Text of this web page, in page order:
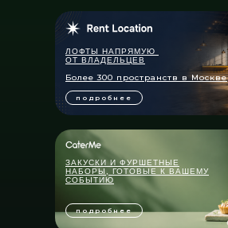
ЛОФТЫ НАПРЯМУЮ
ОТ ВЛАДЕЛЬЦЕВ
Более 300 пространств в Москве
подробнее
ЗАКУСКИ И ФУРШЕТНЫЕ
НАБОРЫ, ГОТОВЫЕ К ВАШЕМУ
СОБЫТИЮ
подробнее